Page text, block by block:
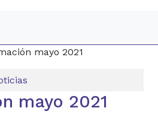
mayo 2021
mayo 2021